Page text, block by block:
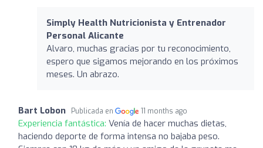
Simply Health Nutricionista y Entrenador
Personal Alicante
Alvaro, muchas gracias por tu reconocimiento,
espero que sigamos mejorando en los próximos
meses. Un abrazo.
Bart Lobon Publicada en 11 months ago
Experiencia fantástica: Venía de hacer muchas dietas,
haciendo deporte de forma intensa no bajaba peso.